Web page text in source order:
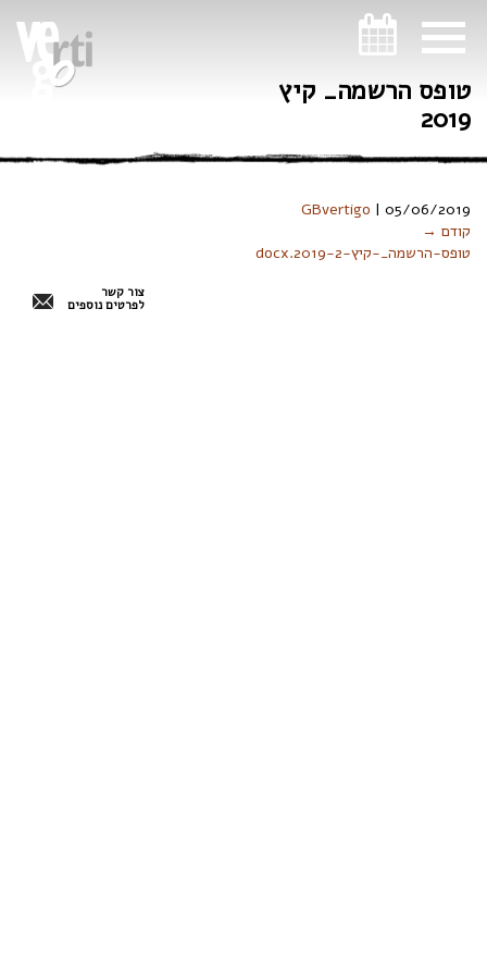
טופס הרשמה_ קיץ
2019
GBvertigo | 05/06/2019
קודם →
טופס-הרשמה_-קיץ-2019-2.docx
צור קשר
לפרטים נוספים